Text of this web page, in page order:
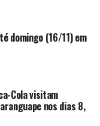
domingo (16/11) em
Cola visitam
nos dias 8,